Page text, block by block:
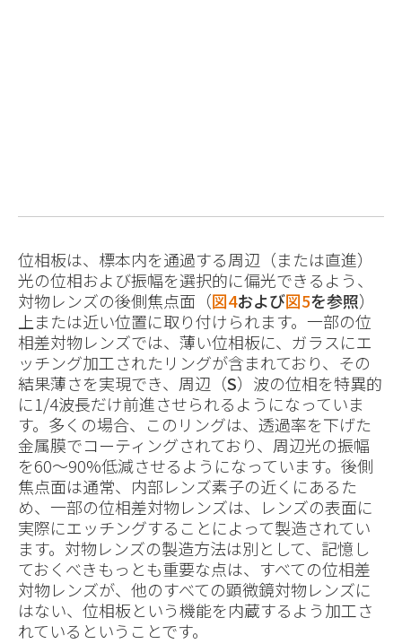
位相板は、標本内を通過する周辺（または直進）
光の位相および振幅を選択的に偏光できるよう、
対物レンズの後側焦点面（図4および図5を参照）
上または近い位置に取り付けられます。一部の位
相差対物レンズでは、薄い位相板に、ガラスにエ
ッチング加工されたリングが含まれており、その
結果薄さを実現でき、周辺（S）波の位相を特異的
に1/4波長だけ前進させられるようになっていま
す。多くの場合、このリングは、透過率を下げた
金属膜でコーティングされており、周辺光の振幅
を60〜90%低減させるようになっています。後側
焦点面は通常、内部レンズ素子の近くにあるた
め、一部の位相差対物レンズは、レンズの表面に
実際にエッチングすることによって製造されてい
ます。対物レンズの製造方法は別として、記憶し
ておくべきもっとも重要な点は、すべての位相差
対物レンズが、他のすべての顕微鏡対物レンズに
はない、位相板という機能を内蔵するよう加工さ
れているということです。